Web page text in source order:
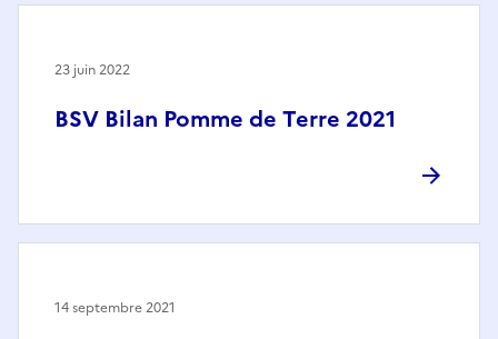
BSV Bilan Pomme de Terre 2021
23 juin 2022
14 septembre 2021